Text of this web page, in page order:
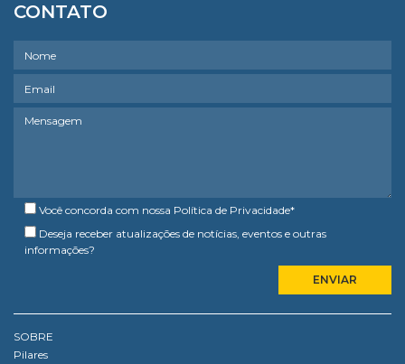
CONTATO
Você concorda com nossa Política de Privacidade*
Deseja receber atualizações de notícias, eventos e outras
informações?
SOBRE
Pilares